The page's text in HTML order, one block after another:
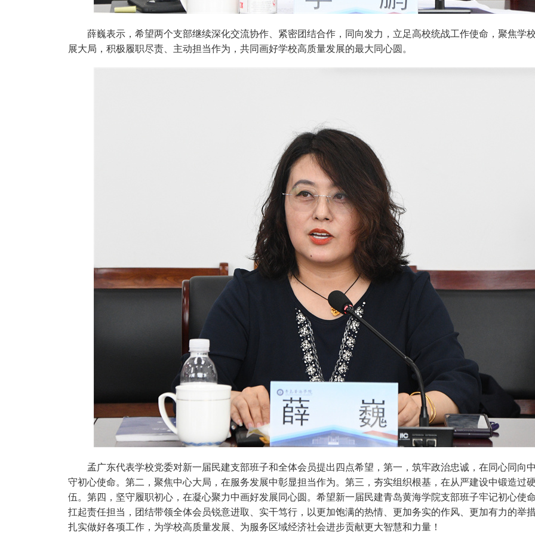
薛巍表示，希望两个支部继续深化交流协作、紧密团结合作，同向发力，立足高校统战工作使命，聚焦学
展大局，积极履职尽责、主动担当作为，共同画好学校高质量发展的最大同心圆。
孟广东代表学校党委对新一届民建支部班子和全体会员提出四点希望，第一，筑牢政治忠诚，在同心同向
守初心使命。第二，聚焦中心大局，在服务发展中彰显担当作为。第三，夯实组织根基，在从严建设中锻造过
伍。第四，坚守履职初心，在凝心聚力中画好发展同心圆。希望新一届民建青岛黄海学院支部班子牢记初心使
扛起责任担当，团结带领全体会员锐意进取、实干笃行，以更加饱满的热情、更加务实的作风、更加有力的举
扎实做好各项工作，为学校高质量发展、为服务区域经济社会进步贡献更大智慧和力量！